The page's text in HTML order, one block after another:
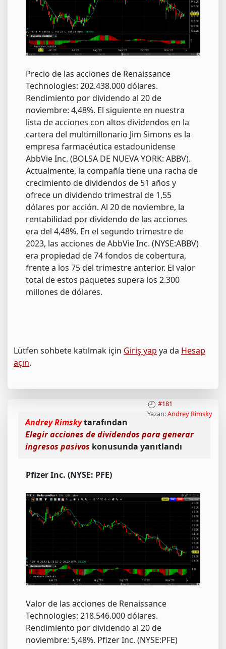
Precio de las acciones de Renaissance
Technologies: 202.438.000 dólares.
Rendimiento por dividendo al 20 de
noviembre: 4,48%. El siguiente en nuestra
lista de acciones con altos dividendos en la
cartera del multimillonario Jim Simons es la
empresa farmacéutica estadounidense
AbbVie Inc. (BOLSA DE NUEVA YORK: ABBV).
Actualmente, la compañía tiene una racha de
crecimiento de dividendos de 51 años y
ofrece un dividendo trimestral de 1,55
dólares por acción. Al 20 de noviembre, la
rentabilidad por dividendo de las acciones
era del 4,48%. En el segundo trimestre de
2023, las acciones de AbbVie Inc. (NYSE:ABBV)
era propiedad de 74 fondos de cobertura,
frente a los 75 del trimestre anterior. El valor
total de estos paquetes supera los 2.300
millones de dólares.
Lütfen sohbete katılmak için Giriş yap ya da Hesap
açın.
#181
Yazan:Andrey Rimsky
Andrey Rimskytarafından
Elegir acciones de dividendos para generar
ingresos pasivos konusunda yanıtlandı
Pfizer Inc. (NYSE: PFE)
Valor de las acciones de Renaissance
Technologies: 218.546.000 dólares.
Rendimiento por dividendo al 20 de
noviembre: 5,48%. Pfizer Inc. (NYSE:PFE)